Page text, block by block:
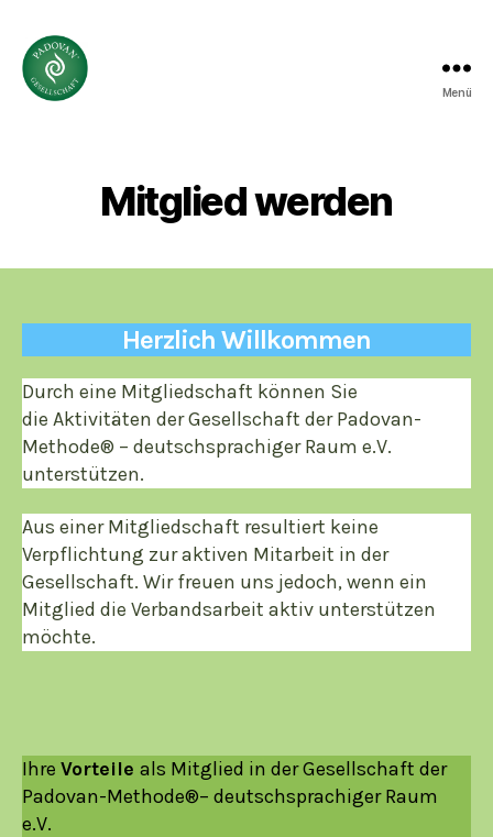
Methode®
Menü
Mitglied werden
Herzlich Willkommen
Durch eine Mitgliedschaft können Sie
die Aktivitäten der Gesellschaft der Padovan-
Methode® – deutschsprachiger Raum e.V.
unterstützen.
Aus einer Mitgliedschaft resultiert keine
Verpflichtung zur aktiven Mitarbeit in der
Gesellschaft. Wir freuen uns jedoch, wenn ein
Mitglied die Verbandsarbeit aktiv unterstützen
möchte.
Ihre Vorteile als Mitglied in der Gesellschaft der
Padovan-Methode®– deutschsprachiger Raum
e.V.